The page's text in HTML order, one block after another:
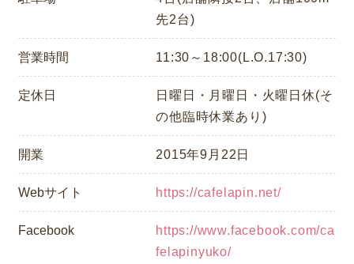
先2台)
営業時間 11:30～18:00(L.O.17:30)
定休日
日曜日・月曜日・火曜日休(そ
の他臨時休業あり)
開業 2015年9月22日
Webサイト https://cafelapin.net/
Facebook
https://www.facebook.com/ca
felapinyuko/